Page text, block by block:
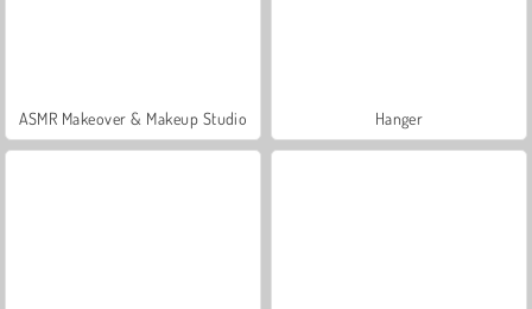
ASMR Makeover & Makeup Studio Hanger